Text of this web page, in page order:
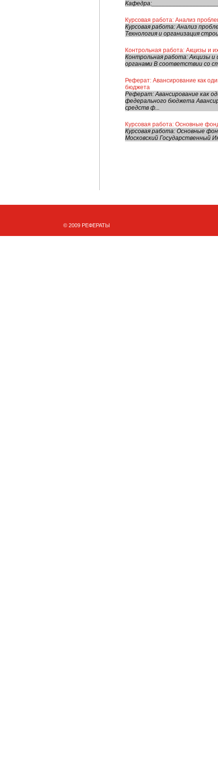
Курсовая работа: Анализ
Курсовая работа: Анализ
Технология и организация
Контрольная работа: Акцизы и
Контрольная работа: Акцизы
органами В соответствии со
Реферат: Авансирование как
бюджета
Реферат: Авансирование как
федерального бюджета
средств ф...
Курсовая работа: Основные
Курсовая работа: Основные
Московский Государственный
© 2009 РЕФЕРАТЫ